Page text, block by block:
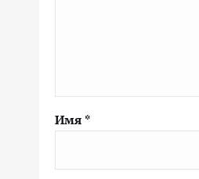
Имя *